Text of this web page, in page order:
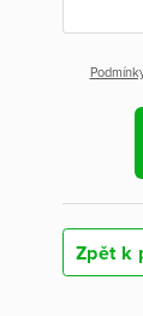
Zpět k